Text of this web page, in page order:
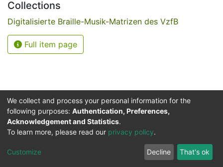
Collections
Digitalisierte Braille-Musik-Matrizen des VzfB
Full item page
Service for the Blind and Visually Impaired
ITMC
Cookie
Privacy
policy
Feedback
We collect and process your personal information for the
following purposes: Authentication, Preferences,
Acknowledgement and Statistics.
To learn more, please read our privacy policy.
Customize Decline That's ok